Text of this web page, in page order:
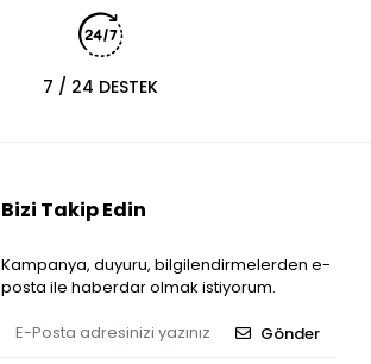
7 / 24 DESTEK
Bizi Takip Edin
Kampanya, duyuru, bilgilendirmelerden e-
posta ile haberdar olmak istiyorum.
Gönder